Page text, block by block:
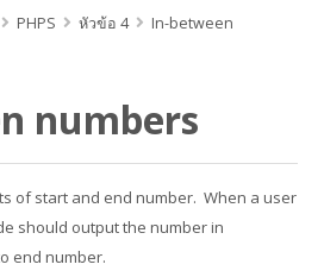
PHPS หัวข้อ 4
In-between
numbers
of start and end number. When a user
should output the number in
end number.